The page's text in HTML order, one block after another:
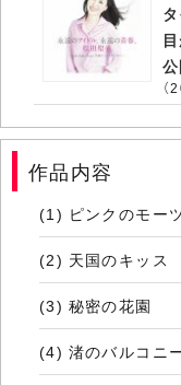
作品内容
(1) ピンクのモー
(2) 天国のキッス
(3) 秘密の花園
(4) 渚のバルコニ